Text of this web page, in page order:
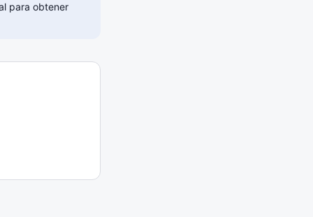
para obtener